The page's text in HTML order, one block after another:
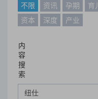
不限
资讯 孕期 育
资本
深度 产业
内
容
搜
索